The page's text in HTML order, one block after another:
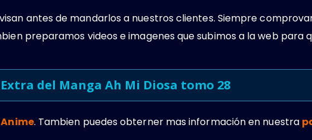
antes de mandarlos a nuestros clientes. Siempre
preparamos videos e imagenes que subimos a la web para
del Manga Ah Mi Diosa tomo 28
. Tambien puedes obterner mas información en nuestra